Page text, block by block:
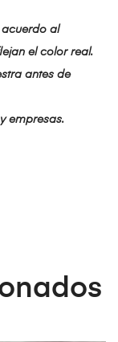
al
el color real.
antes de
empresas.